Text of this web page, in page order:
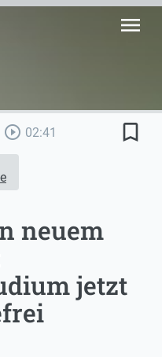
menu
play_circle_outline 02:41 bookmark_border
neuem
jetzt